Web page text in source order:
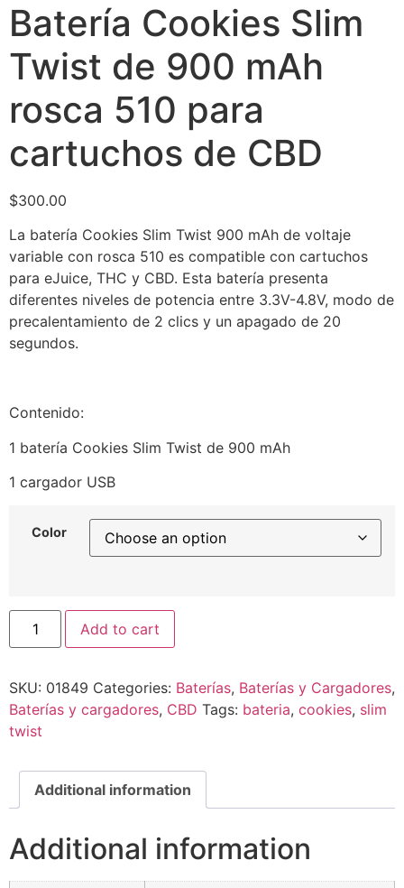
Batería Cookies Slim
Twist de 900 mAh
rosca 510 para
cartuchos de CBD
$300.00
La batería Cookies Slim Twist 900 mAh de voltaje
variable con rosca 510 es compatible con cartuchos
para eJuice, THC y CBD. Esta batería presenta
diferentes niveles de potencia entre 3.3V-4.8V, modo de
precalentamiento de 2 clics y un apagado de 20
segundos.
Contenido:
1 batería Cookies Slim Twist de 900 mAh
1 cargador USB
Color
Add to cart
SKU: 01849 Categories: Baterías, Baterías y Cargadores,
Baterías y cargadores, CBD Tags: bateria, cookies, slim
twist
Additional information
Additional information